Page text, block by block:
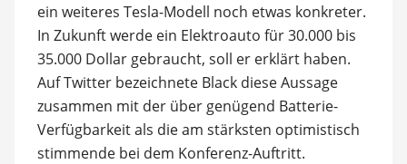
ein weiteres Tesla-Modell noch etwas konkreter.
In Zukunft werde ein Elektroauto für 30.000 bis
35.000 Dollar gebraucht, soll er erklärt haben.
Auf Twitter bezeichnete Black diese Aussage
zusammen mit der über genügend Batterie-
Verfügbarkeit als die am stärksten optimistisch
stimmende bei dem Konferenz-Auftritt.